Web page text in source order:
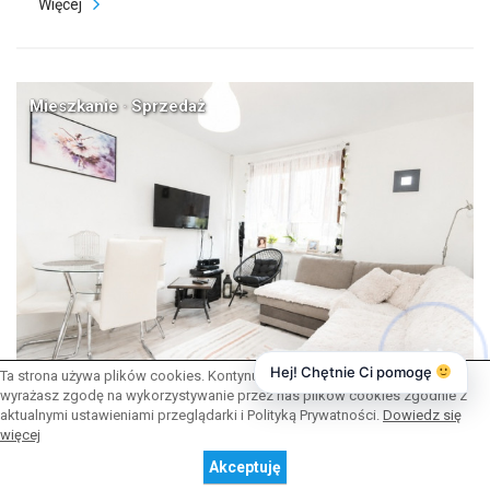
Więcej
Mieszkanie · Sprzedaż
Gorzów Wielkopolski
Ta strona używa plików cookies. Kontynuując przeglądanie naszej strony,
wyrażasz zgodę na wykorzystywanie przez nas plików cookies zgodnie z
aktualnymi ustawieniami przeglądarki i Polityką Prywatności. Dowiedz się
więcej
Akceptuję
Hej! Chętnie Ci pomogę